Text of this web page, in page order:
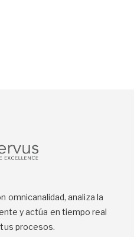
omnicanalidad, analiza la
y actúa en tiempo real
procesos.